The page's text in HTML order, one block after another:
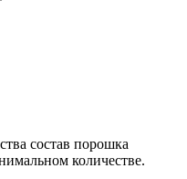
состав порошка
количестве.